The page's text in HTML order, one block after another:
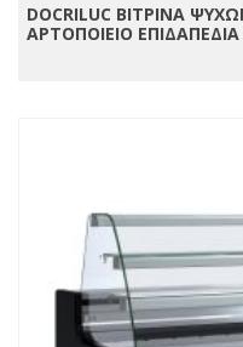
DOCRILUC ΒΙΤΡΙΝΑ
ΑΡΤΟΠΟΙΕΙΟ ΕΠΙΔΑΠΕΔΙΑ